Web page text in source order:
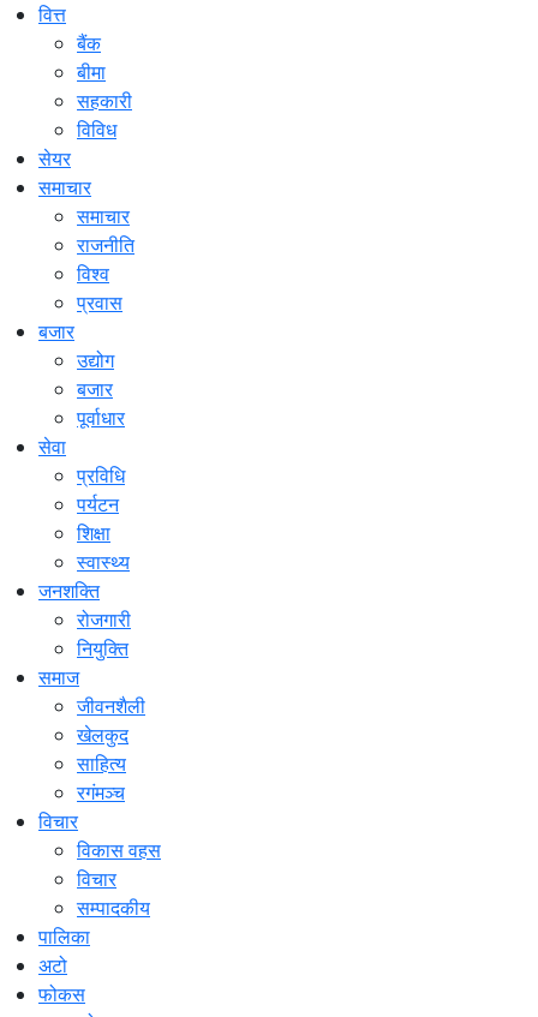
वित्त
बैंक
बीमा
सहकारी
विविध
सेयर
समाचार
समाचार
राजनीति
विश्व
प्रवास
बजार
उद्योग
बजार
पूर्वाधार
सेवा
प्रविधि
पर्यटन
शिक्षा
स्वास्थ्य
जनशक्ति
रोजगारी
नियुक्ति
समाज
जीवनशैली
खेलकुद
साहित्य
रगंमञ्च
विचार
विकास वहस
विचार
सम्पादकीय
पालिका
अटो
फोकस